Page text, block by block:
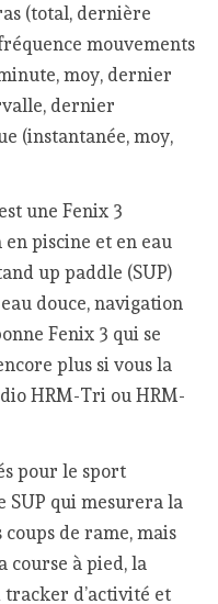
(total, dernière
mouvements
moy, dernier
dernier
(instantanée, moy,
une Fenix 3
piscine et en eau
up paddle (SUP)
douce, navigation
Fenix 3 qui se
plus si vous la
HRM-Tri ou HRM-
pour le sport
qui mesurera la
de rame, mais
course à pied, la
tracker d’activité et